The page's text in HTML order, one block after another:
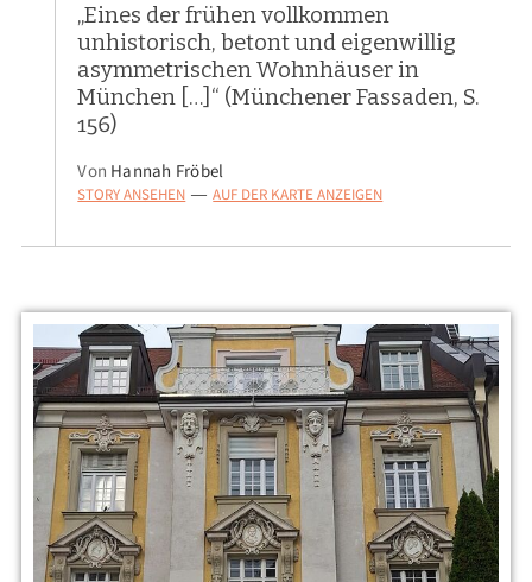
„Eines der frühen vollkommen
unhistorisch, betont und eigenwillig
asymmetrischen Wohnhäuser in
München […]“ (Münchener Fassaden, S.
156)
Von Hannah Fröbel
STORY ANSEHEN — AUF DER KARTE ANZEIGEN